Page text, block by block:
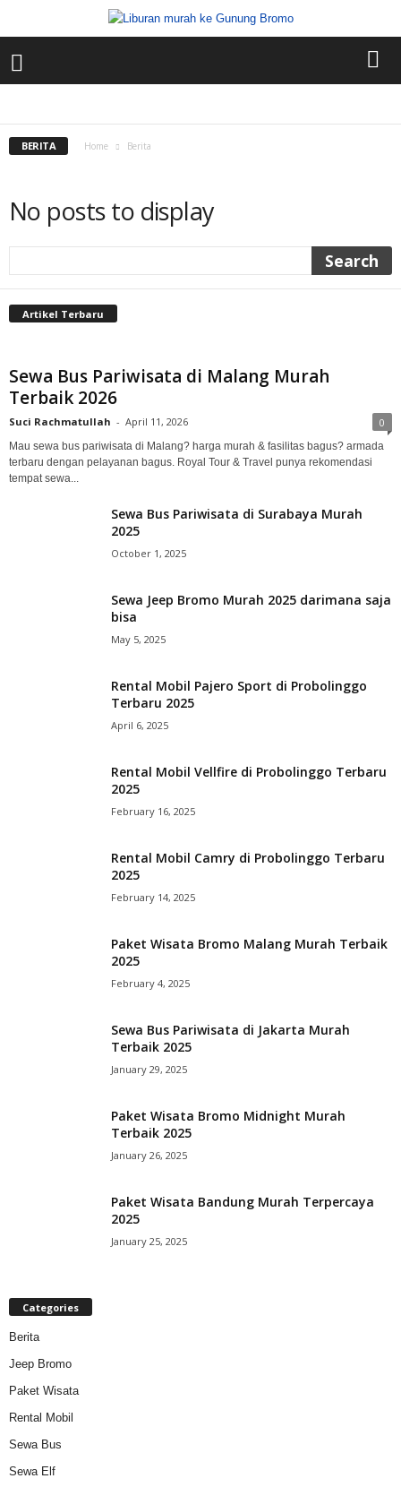
BERITA Home Berita
No posts to display
Artikel Terbaru
Sewa Bus Pariwisata di Malang Murah
Terbaik 2026
Suci Rachmatullah - April 11, 2026 0
Mau sewa bus pariwisata di Malang? harga murah & fasilitas bagus? armada
terbaru dengan pelayanan bagus. Royal Tour & Travel punya rekomendasi
tempat sewa...
Sewa Bus Pariwisata di Surabaya Murah
2025
October 1, 2025
Sewa Jeep Bromo Murah 2025 darimana saja
bisa
May 5, 2025
Rental Mobil Pajero Sport di Probolinggo
Terbaru 2025
April 6, 2025
Rental Mobil Vellfire di Probolinggo Terbaru
2025
February 16, 2025
Rental Mobil Camry di Probolinggo Terbaru
2025
February 14, 2025
Paket Wisata Bromo Malang Murah Terbaik
2025
February 4, 2025
Sewa Bus Pariwisata di Jakarta Murah
Terbaik 2025
January 29, 2025
Paket Wisata Bromo Midnight Murah
Terbaik 2025
January 26, 2025
Paket Wisata Bandung Murah Terpercaya
2025
January 25, 2025
Categories
Berita
Jeep Bromo
Paket Wisata
Rental Mobil
Sewa Bus
Sewa Elf